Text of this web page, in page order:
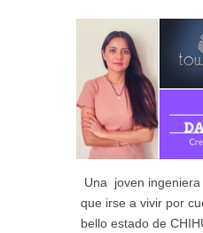
Una joven
que irse a vivir por
bello estado de